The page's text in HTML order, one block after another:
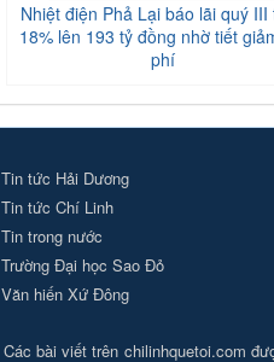
Nhiệt điện Phả Lại báo lãi quý III
18% lên 193 tỷ đồng nhờ tiết
phí
Tin tức Hải Dương
Tin tức Chí Linh
Tin trong nước
Trường Đại học Sao Đỏ
Văn hiến Xứ Đông
Các bài viết trên chilinhquetoi.com